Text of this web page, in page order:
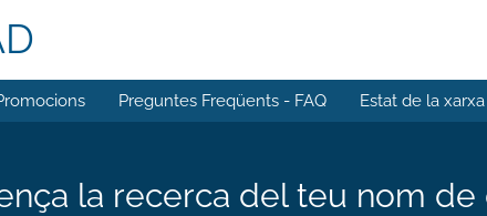
Preguntes Freqüents - FAQ Estat de la xarxa
la recerca del teu nom